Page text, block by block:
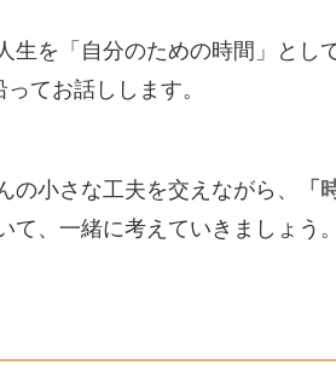
生を「自分のための時間」とし
ってお話しします。
小さな工夫を交えながら、
「
て、一緒に考えていきましょう。